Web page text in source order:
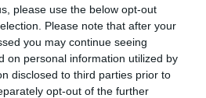
please use the below opt-out
Please note that after your
you may continue seeing
on personal information utilized by
disclosed to third parties prior to
opt-out of the further